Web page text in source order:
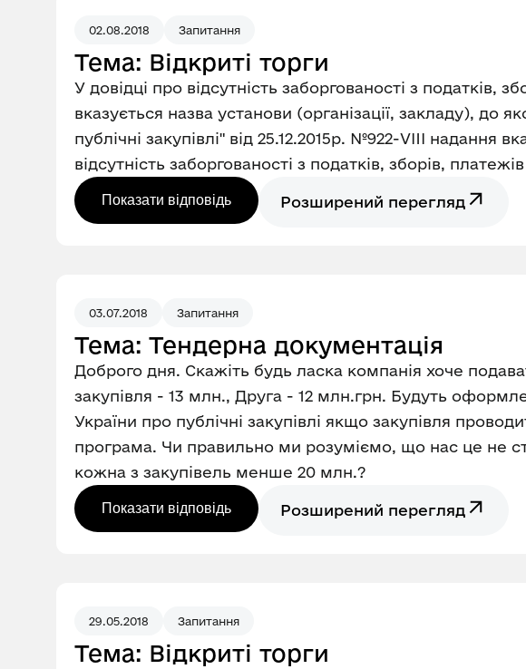
02.08.2018 Запитання
Тема: Відкриті торги
У довідці про відсутність заборгованості з
вказується назва установи (організації, закладу),
публічні закупівлі" від 25.12.2015р. №922-VIII надання
відсутність заборгованості з податків, зборів, платежів
Показати відповідь Розширений перегляд
03.07.2018 Запитання
Тема: Тендерна документація
Доброго дня. Скажіть будь ласка компанія хоче
закупівля - 13 млн., Друга - 12 млн.грн. Будуть
України про публічні закупівлі якщо закупівля
програма. Чи правильно ми розуміємо, що нас це не
кожна з закупівель менше 20 млн.?
Показати відповідь Розширений перегляд
29.05.2018 Запитання
Тема: Відкриті торги